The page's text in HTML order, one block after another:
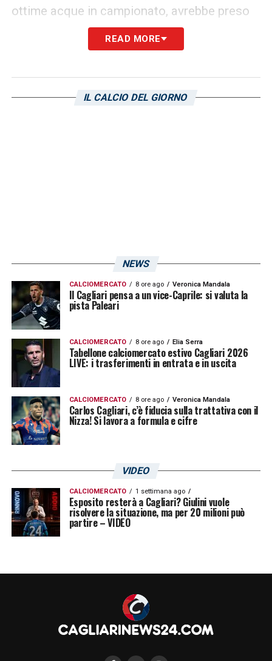
ottime acque in campionato, avrebbe preso
la sua decisione definitiva riguardo il
nonostante l’investimento di
nella prossima stagione. Lo riporta La
READ MORE
IL CALCIO DEL GIORNO
NEWS
CALCIOMERCATO 8 ore ago Veronica Mandala
Il Cagliari pensa a un vice-Caprile: si valuta la
pista Paleari
CALCIOMERCATO 8 ore ago Elia Serra
Tabellone calciomercato estivo Cagliari 2026
LIVE: i trasferimenti in entrata e in uscita
CALCIOMERCATO 8 ore ago Veronica Mandala
Carlos Cagliari, c’è fiducia sulla trattativa con il
Nizza! Si lavora a formula e cifre
VIDEO
CALCIOMERCATO 1 settimana ago
Esposito resterà a Cagliari? Giulini vuole
risolvere la situazione, ma per 20 milioni può
partire – VIDEO